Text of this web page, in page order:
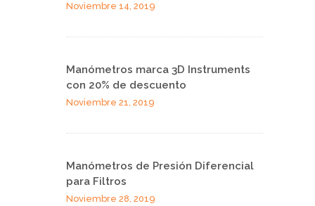
Noviembre 14, 2019
Manómetros marca 3D Instruments
con 20% de descuento
Noviembre 21, 2019
Manómetros de Presión Diferencial
para Filtros
Noviembre 28, 2019